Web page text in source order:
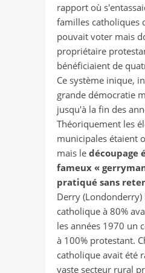
rapport où
familles catholiques
pouvait voter mais
propriétaire
bénéficiaient de
Ce système inique,
grande démocratie
jusqu'à la fin des
Théoriquement les
municipales étaient
mais le découpage
fameux «
pratiqué sans
Derry (Londonderry)
catholique à 80%
les années 1970 un
à 100% protestant.
catholique avait été
vaste secteur rural